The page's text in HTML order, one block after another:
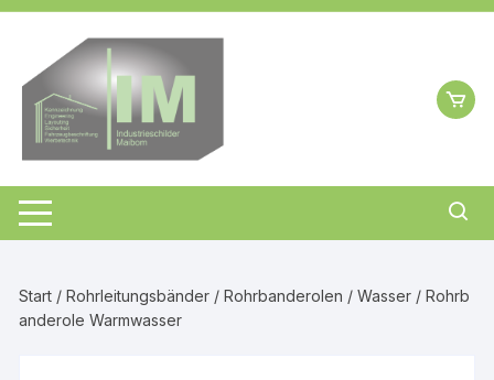
Zum
springen
Start /Rohrleitungsbänder /Rohrbanderolen /Wasser / Rohrb
anderole Warmwasser